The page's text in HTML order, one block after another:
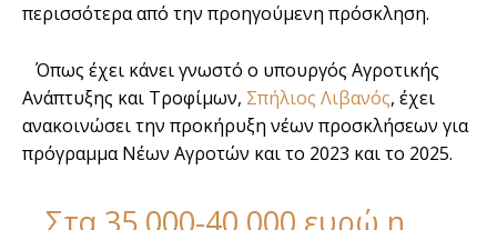
περισσότερα από την προηγούμενη πρόσκληση.
Όπως έχει κάνει γνωστό ο υπουργός Αγροτικής
Ανάπτυξης και Τροφίμων, Σπήλιος Λιβανός, έχει
ανακοινώσει την προκήρυξη νέων προσκλήσεων για
πρόγραμμα Νέων Αγροτών και το 2023 και το 2025.